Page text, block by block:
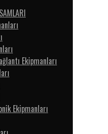
Ekipmanları
Ekipmanları